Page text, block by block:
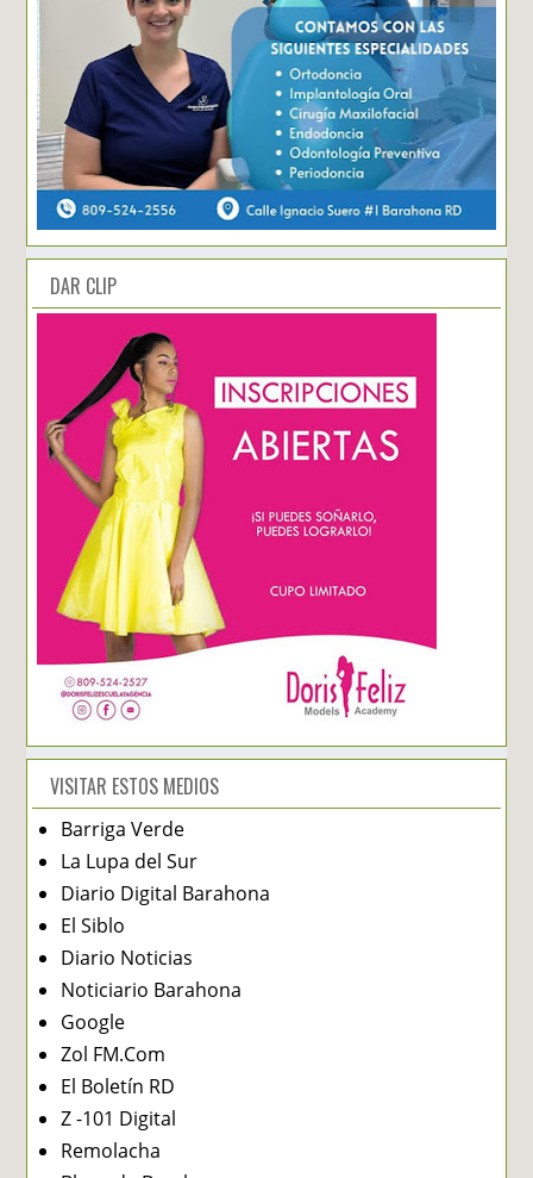
DAR CLIP
VISITAR ESTOS MEDIOS
Barriga Verde
La Lupa del Sur
Diario Digital Barahona
El Siblo
Diario Noticias
Noticiario Barahona
Google
Zol FM.Com
El Boletín RD
Z -101 Digital
Remolacha